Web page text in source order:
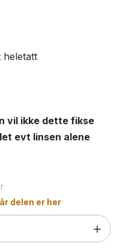
heletatt
vil ikke dette fikse
evt linsen alene
delen er her